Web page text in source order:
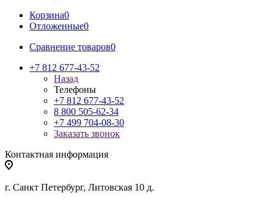
Корзина0
Отложенные0
Сравнение товаров0
+7 812 677-43-52
Назад
Телефоны
+7 812 677-43-52
8 800 505-62-34
+7 499 704-08-30
Заказать звонок
Контактная информация
г. Санкт Петербург, Литовская 10 д.